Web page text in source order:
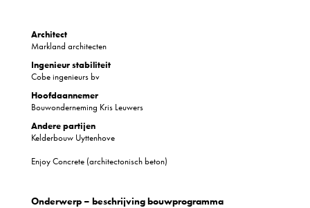
Architect
Markland architecten
Ingenieur stabiliteit
Cobe ingenieurs bv
Hoofdaannemer
Bouwonderneming Kris Leuwers
Andere partijen
Kelderbouw Uyttenhove
Enjoy Concrete (architectonisch beton)
Onderwerp – beschrijving bouwprogramma